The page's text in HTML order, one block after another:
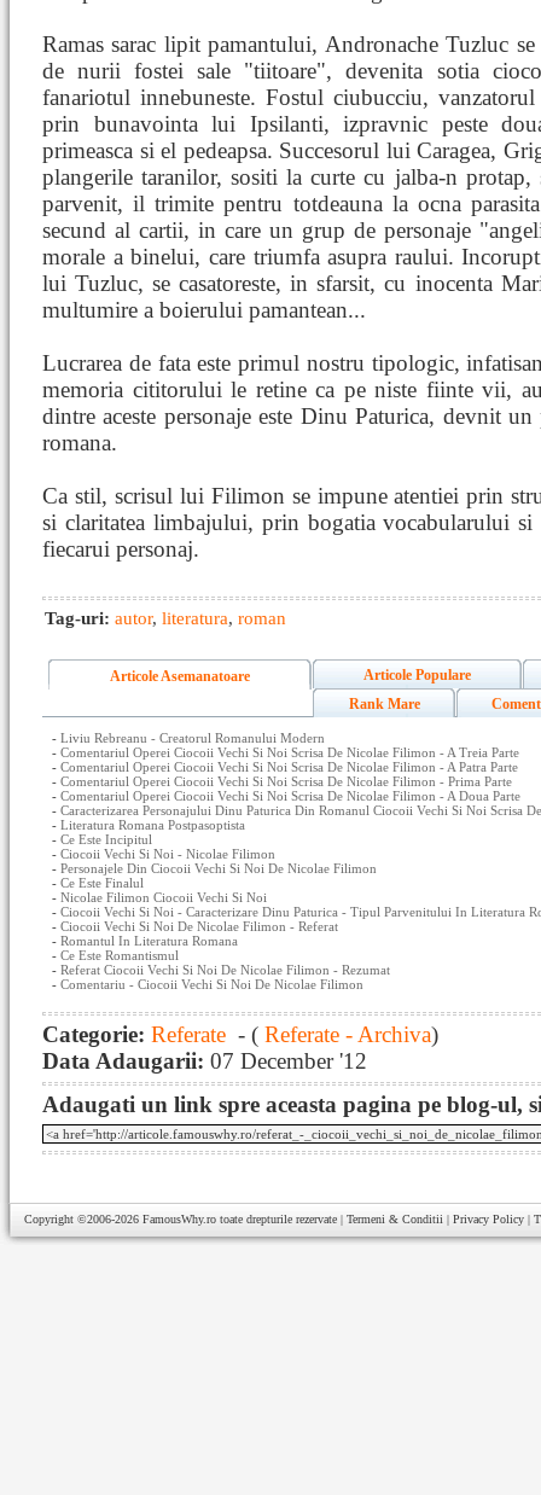
Ramas sarac lipit pamantului, Andronache Tuzluc se
de nurii fostei sale "tiitoare", devenita sotia
fanariotul innebuneste. Fostul ciubucciu,
prin bunavointa lui Ipsilanti, izpravnic peste
primeasca si el pedeapsa. Succesorul lui Caragea,
plangerile taranilor, sositi la curte cu jalba-n
parvenit, il trimite pentru totdeauna la ocna
secund al cartii, in care un grup de personaje
morale a binelui, care triumfa asupra raului.
lui Tuzluc, se casatoreste, in sfarsit, cu inocenta
multumire a boierului pamantean...
Lucrarea de fata este primul nostru tipologic,
memoria cititorului le retine ca pe niste fiinte vii,
dintre aceste personaje este Dinu Paturica, devnit
romana.
Ca stil, scrisul lui Filimon se impune atentiei prin
si claritatea limbajului, prin bogatia vocabularului si
fiecarui personaj.
Tag-uri: autor, literatura, roman
Articole Asemanatoare
Articole Populare
Rank Mare
- Liviu Rebreanu - Creatorul Romanului Modern
- Comentariul Operei Ciocoii Vechi Si Noi Scrisa De Nicolae Filimon - A Treia Parte
- Comentariul Operei Ciocoii Vechi Si Noi Scrisa De Nicolae Filimon - A Patra Parte
- Comentariul Operei Ciocoii Vechi Si Noi Scrisa De Nicolae Filimon - Prima Parte
- Comentariul Operei Ciocoii Vechi Si Noi Scrisa De Nicolae Filimon - A Doua Parte
- Caracterizarea Personajului Dinu Paturica Din Romanul Ciocoii Vechi Si Noi Scrisa
- Literatura Romana Postpasoptista
- Ce Este Incipitul
- Ciocoii Vechi Si Noi - Nicolae Filimon
- Personajele Din Ciocoii Vechi Si Noi De Nicolae Filimon
- Ce Este Finalul
- Nicolae Filimon Ciocoii Vechi Si Noi
- Ciocoii Vechi Si Noi - Caracterizare Dinu Paturica - Tipul Parvenitului In Literatura
- Ciocoii Vechi Si Noi De Nicolae Filimon - Referat
- Romantul In Literatura Romana
- Ce Este Romantismul
- Referat Ciocoii Vechi Si Noi De Nicolae Filimon - Rezumat
- Comentariu - Ciocoii Vechi Si Noi De Nicolae Filimon
Categorie: Referate - ( Referate - Archiva)
Data Adaugarii: 07 December '12
Adaugati un link spre aceasta pagina pe blog-ul,
Copyright ©2006-2026 FamousWhy.ro toate drepturile rezervate | Termeni & Conditii | Privacy Policy |